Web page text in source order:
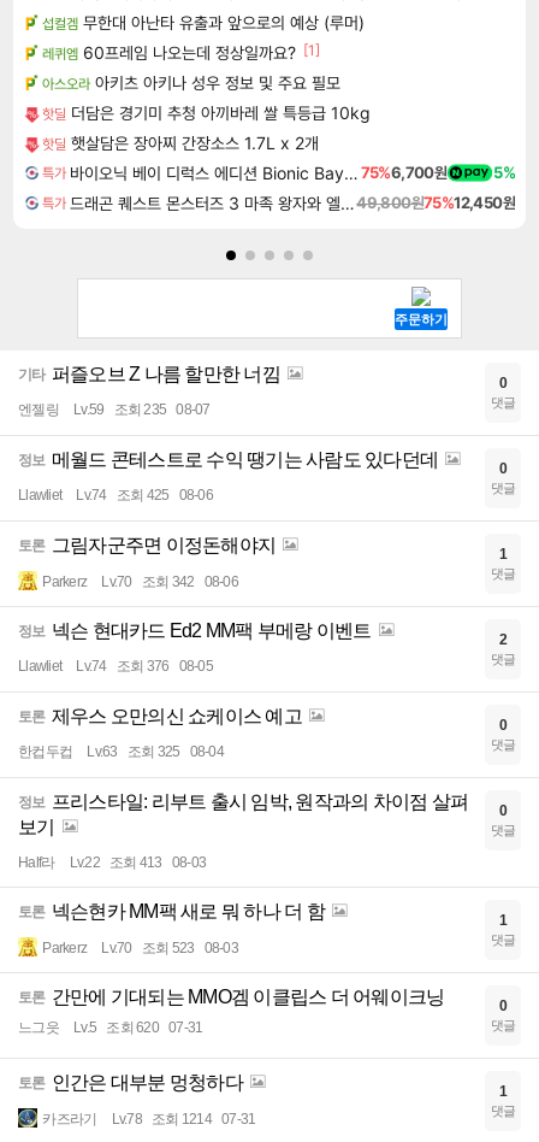
섭컬겜 무한대 아난타 유출과 앞으로의 예상 (루머)
레퀴엠 60프레임 나오는데 정상일까요? [1]
아스오라 아키츠 아키나 성우 정보 및 주요 필모
핫딜 더담은 경기미 추청 아끼바레 쌀 특등급 10kg
핫딜 햇살담은 장아찌 간장소스 1.7L x 2개
특가 바이오닉 베이 디럭스 에디션 Bionic Bay Deluxe Edition75%6,700원 5%
특가 드래곤 퀘스트 몬스터즈 3 마족 왕자와 엘프의 여행 Dragon Quest Monsters The Dark Prince49,800원75%12,450원
기타 퍼즐오브 Z 나름 할만한 너낌
엔젤링 Lv.59 조회 235 08-07
0
댓글
정보 메월드 콘테스트로 수익 땡기는 사람도 있다던데
Llawliet Lv.74 조회 425 08-06
0
댓글
토론 그림자군주면 이정돈해야지
Parkerz Lv.70 조회 342 08-06
1
댓글
정보 넥슨 현대카드 Ed2 MM팩 부메랑 이벤트
Llawliet Lv.74 조회 376 08-05
2
댓글
토론 제우스 오만의신 쇼케이스 예고
한컵두컵 Lv.63 조회 325 08-04
0
댓글
정보 프리스타일: 리부트 출시 임박, 원작과의 차이점 살펴
보기
Half라 Lv.22 조회 413 08-03
0
댓글
토론 넥슨현카 MM팩 새로 뭐 하나 더 함
Parkerz Lv.70 조회 523 08-03
1
댓글
토론 간만에 기대되는 MMO겜 이클립스 더 어웨이크닝
느그읏 Lv.5 조회 620 07-31
0
댓글
토론 인간은 대부분 멍청하다
카즈라기 Lv.78 조회 1214 07-31
1
댓글